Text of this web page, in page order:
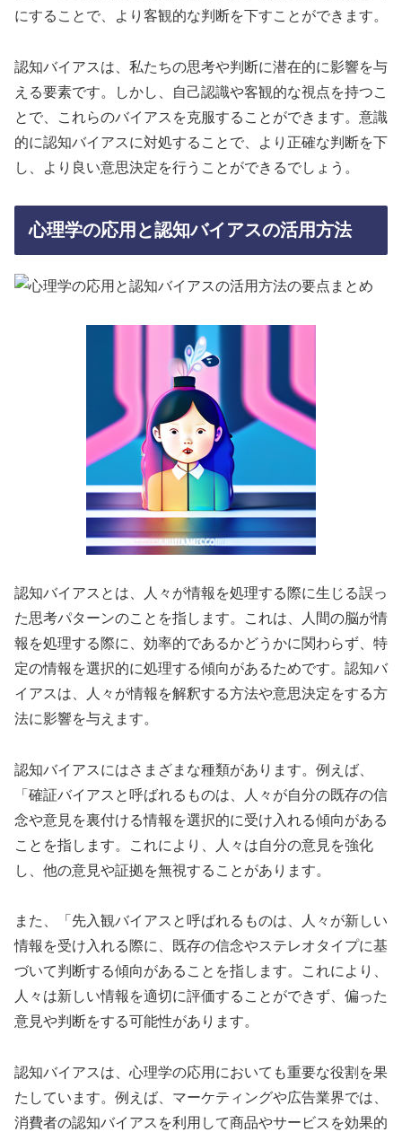
にすることで、より客観的な判断を下すことができます。
認知バイアスは、私たちの思考や判断に潜在的に影響を与
える要素です。しかし、自己認識や客観的な視点を持つこ
とで、これらのバイアスを克服することができます。意識
的に認知バイアスに対処することで、より正確な判断を下
し、より良い意思決定を行うことができるでしょう。
心理学の応用と認知バイアスの活用方法
認知バイアスとは、人々が情報を処理する際に生じる誤っ
た思考パターンのことを指します。これは、人間の脳が情
報を処理する際に、効率的であるかどうかに関わらず、特
定の情報を選択的に処理する傾向があるためです。認知バ
イアスは、人々が情報を解釈する方法や意思決定をする方
法に影響を与えます。
認知バイアスにはさまざまな種類があります。例えば、
「確証バイアスと呼ばれるものは、人々が自分の既存の信
念や意見を裏付ける情報を選択的に受け入れる傾向がある
ことを指します。これにより、人々は自分の意見を強化
し、他の意見や証拠を無視することがあります。
また、「先入観バイアスと呼ばれるものは、人々が新しい
情報を受け入れる際に、既存の信念やステレオタイプに基
づいて判断する傾向があることを指します。これにより、
人々は新しい情報を適切に評価することができず、偏った
意見や判断をする可能性があります。
認知バイアスは、心理学の応用においても重要な役割を果
たしています。例えば、マーケティングや広告業界では、
消費者の認知バイアスを利用して商品やサービスを効果的